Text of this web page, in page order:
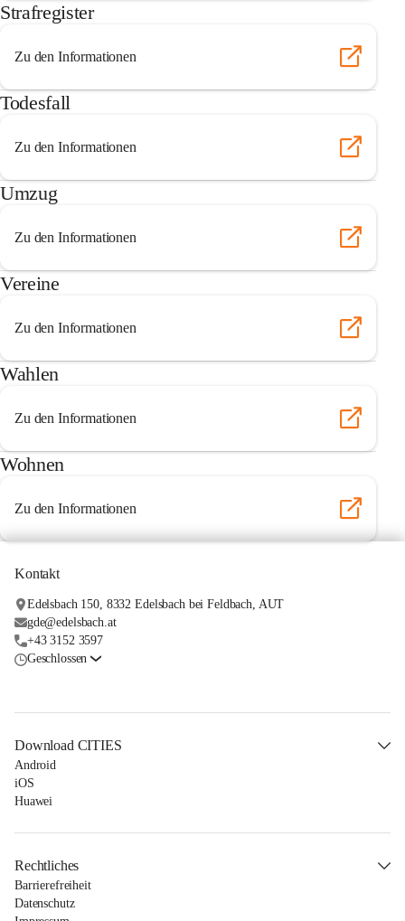
Strafregister
Zu den Informationen
Todesfall
Zu den Informationen
Umzug
Zu den Informationen
Vereine
Zu den Informationen
Wahlen
Zu den Informationen
Wohnen
Zu den Informationen
Kontakt
Edelsbach 150, 8332 Edelsbach bei Feldbach, AUT
gde@edelsbach.at
+43 3152 3597
Geschlossen
Download CITIES
Android
iOS
Huawei
Rechtliches
Barrierefreiheit
Datenschutz